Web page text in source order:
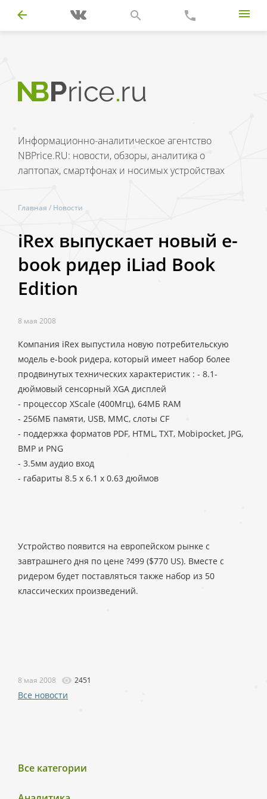
Информационно-аналитическое агентство
NBPrice.RU: новости, обзоры, аналитика о
лаптопах, смартфонах и носимых устройствах
Все категории
Главная / Новости
iRex выпускает новый e-
book ридер iLiad Book
Edition
8 мая 2008
Компания iRex выпустила новую потребительскую
модель e-book ридера, который имеет набор более
продвинутых технических характеристик : - 8.1-
дюймовый сенсорный XGA дисплей
- процессор XScale (400Мгц), 64MБ RAM
- 256MБ памяти, USB, MMC, слоты CF
- поддержка форматов PDF, HTML, TXT, Mobipocket, JPG,
BMP и PNG
- 3.5мм аудио вход
- габариты 8.5 x 6.1 x 0.63 дюймов
Устройство появится на европейском рынке c
завтрашнего дня по цене ?499 ($770 US). Вместе с
ридером будет поставляться также набор из 50
классических произведений.
8 мая 2008 2451
Все новости